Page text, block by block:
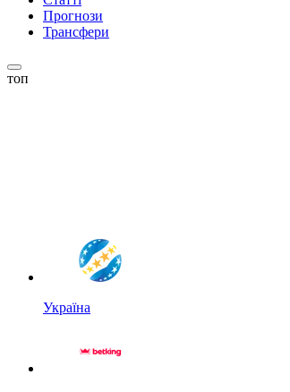
Прогнози
Трансфери
топ
Україна